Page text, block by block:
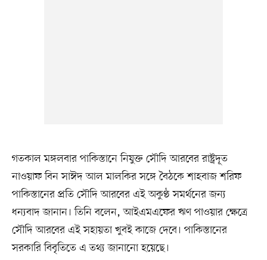
গতকাল মঙ্গলবার পাকিস্তানে নিযুক্ত সৌদি আরবের রাষ্ট্রদূত
নাওয়াফ বিন সাঈদ আল মালকির সঙ্গে বৈঠকে শাহবাজ শরিফ
পাকিস্তানের প্রতি সৌদি আরবের এই অকুণ্ঠ সমর্থনের জন্য
ধন্যবাদ জানান। তিনি বলেন, আইএমএফের ঋণ পাওয়ার ক্ষেত্রে
সৌদি আরবের এই সহায়তা খুবই কাজে দেবে। পাকিস্তানের
সরকারি বিবৃতিতে এ তথ্য জানানো হয়েছে।